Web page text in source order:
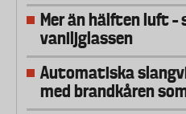
Mer än hälften luft
vaniljglassen
Automatiska
med brandkåren